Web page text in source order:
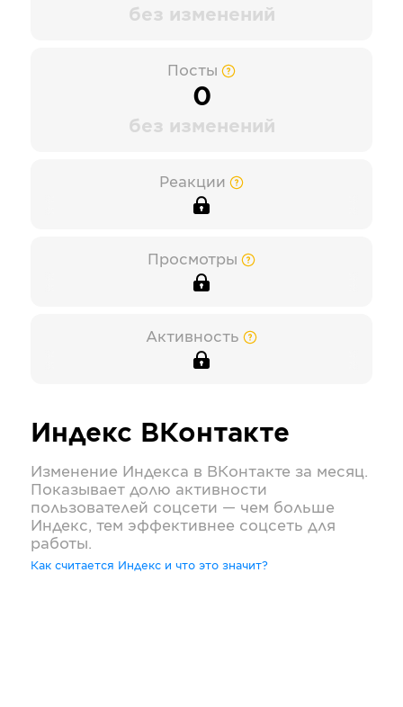
без изменений
Посты
0
без изменений
Реакции
Просмотры
Активность
Индекс ВКонтакте
Изменение Индекса в ВКонтакте за месяц.
Показывает долю активности
пользователей соцсети — чем больше
Индекс, тем эффективнее соцсеть для
работы.
Как считается Индекс и что это значит?